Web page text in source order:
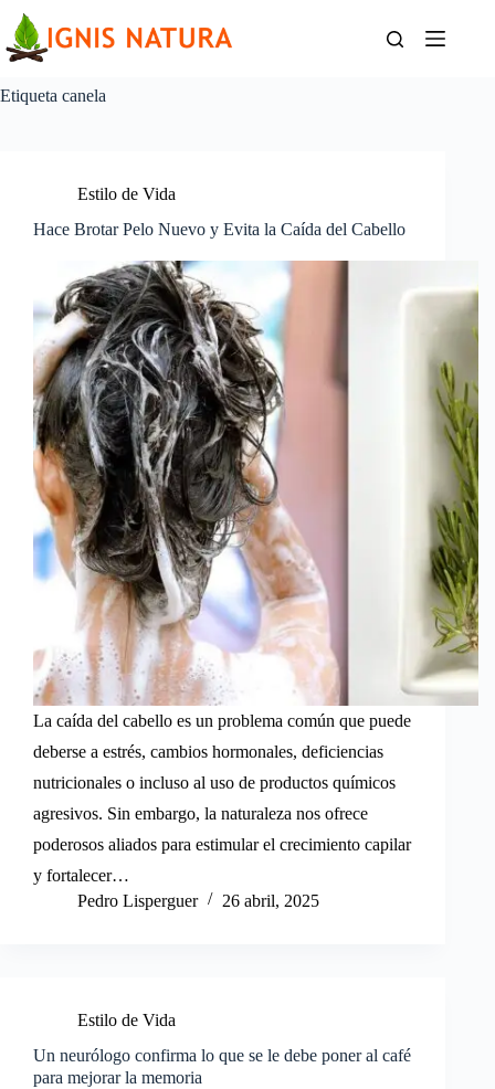
contenido
Etiqueta canela
Estilo de Vida
Hace Brotar Pelo Nuevo y Evita la Caída del Cabello
La caída del cabello es un problema común que puede
deberse a estrés, cambios hormonales, deficiencias
nutricionales o incluso al uso de productos químicos
agresivos. Sin embargo, la naturaleza nos ofrece
poderosos aliados para estimular el crecimiento capilar
y fortalecer…
Pedro Lisperguer
26 abril, 2025
Estilo de Vida
Un neurólogo confirma lo que se le debe poner al café
para mejorar la memoria